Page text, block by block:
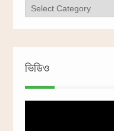
ক্যাটাগরি
ভিডিও